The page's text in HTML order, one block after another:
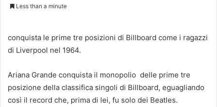
Less than a minute
conquista le prime tre posizioni di Billboard come i ragazzi
di Liverpool nel 1964.
Ariana Grande conquista il monopolio delle prime tre
posizione della classifica singoli di Billboard, eguagliando
così il record che, prima di lei, fu solo dei Beatles.